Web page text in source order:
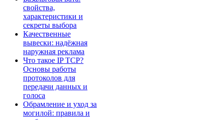
свойства,
характеристики и
секреты выбора
Качественные
вывески: надёжная
наружная реклама
Что такое IP TCP?
Основы работы
протоколов для
передачи данных и
голоса
Обрамление и уход за
могилой: правила и